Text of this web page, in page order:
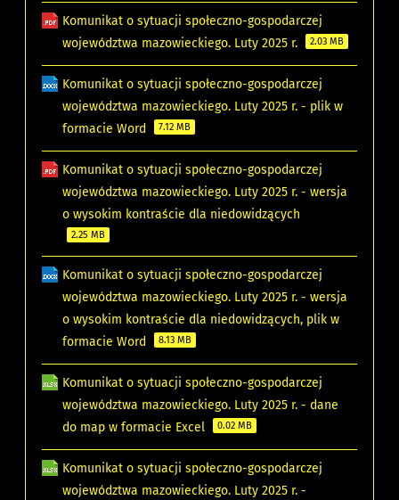
Komunikat o sytuacji społeczno-gospodarczej
województwa mazowieckiego. Luty 2025 r.
2.03 MB
Komunikat o sytuacji społeczno-gospodarczej
województwa mazowieckiego. Luty 2025 r. - plik w
formacie Word
7.12 MB
Komunikat o sytuacji społeczno-gospodarczej
województwa mazowieckiego. Luty 2025 r. - wersja
o wysokim kontraście dla niedowidzących
2.25 MB
Komunikat o sytuacji społeczno-gospodarczej
województwa mazowieckiego. Luty 2025 r. - wersja
o wysokim kontraście dla niedowidzących, plik w
formacie Word
8.13 MB
Komunikat o sytuacji społeczno-gospodarczej
województwa mazowieckiego. Luty 2025 r. - dane
do map w formacie Excel
0.02 MB
Komunikat o sytuacji społeczno-gospodarczej
województwa mazowieckiego. Luty 2025 r. -